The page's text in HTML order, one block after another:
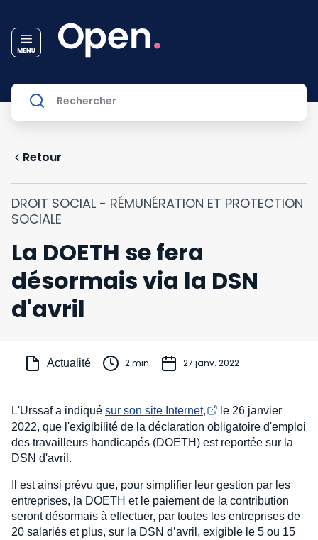
Retour
DROIT SOCIAL - RÉMUNÉRATION ET PROTECTION
SOCIALE
La DOETH se fera
désormais via la DSN
d'avril
Actualité 2 min 27 janv. 2022
L'Urssaf a indiqué sur son site Internet,
le 26 janvier
2022, que l'exigibilité de la déclaration obligatoire d'emploi
des travailleurs handicapés (DOETH) est reportée sur la
DSN d'avril.
Il est ainsi prévu que, pour simplifier leur gestion par les
entreprises, la DOETH et le paiement de la contribution
seront désormais à effectuer, par toutes les entreprises de
20 salariés et plus, sur la DSN d’avril, exigible le 5 ou 15